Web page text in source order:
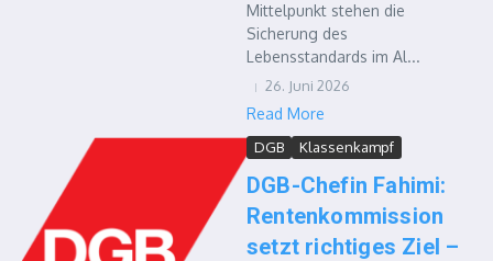
Mittelpunkt stehen die
Sicherung des
Lebensstandards im Al...
26. Juni 2026
Read More
DGB Klassenkampf
DGB-Chefin Fahimi:
Rentenkommission
setzt richtiges Ziel –